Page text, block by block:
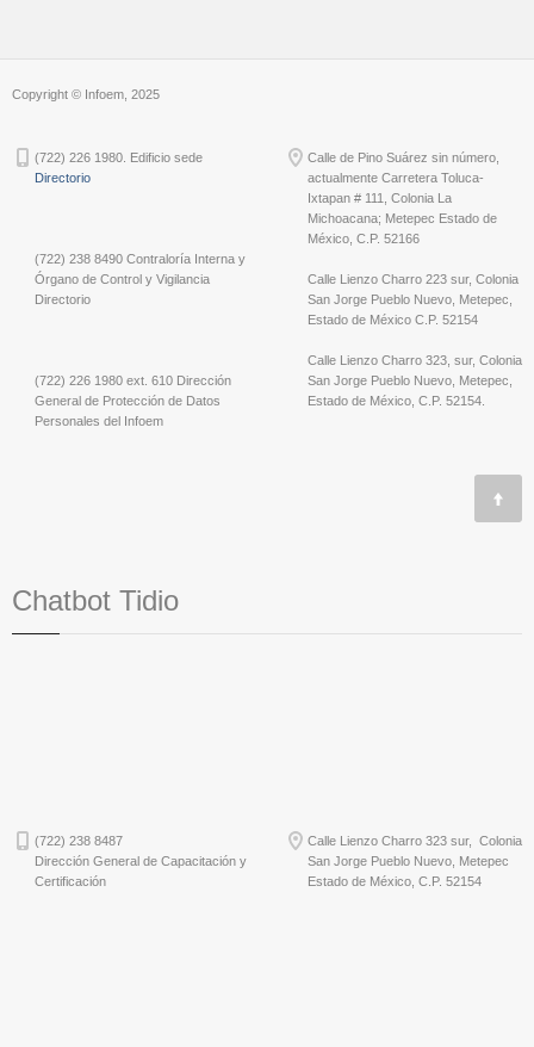
Copyright © Infoem, 2025
(722) 226 1980. Edificio sede
Directorio
(722) 238 8490 Contraloría Interna y
Órgano de Control y Vigilancia
Directorio
(722) 226 1980 ext. 610 Dirección
General de Protección de Datos
Personales del Infoem
Calle de Pino Suárez sin número,
actualmente Carretera Toluca-
Ixtapan # 111, Colonia La
Michoacana; Metepec Estado de
México, C.P. 52166
Calle Lienzo Charro 223 sur, Colonia
San Jorge Pueblo Nuevo, Metepec,
Estado de México C.P. 52154
Calle Lienzo Charro 323, sur, Colonia
San Jorge Pueblo Nuevo, Metepec,
Estado de México, C.P. 52154.
Chatbot Tidio
(722) 238 8487
Dirección General de Capacitación y
Certificación
Calle Lienzo Charro 323 sur, Colonia
San Jorge Pueblo Nuevo, Metepec
Estado de México, C.P. 52154